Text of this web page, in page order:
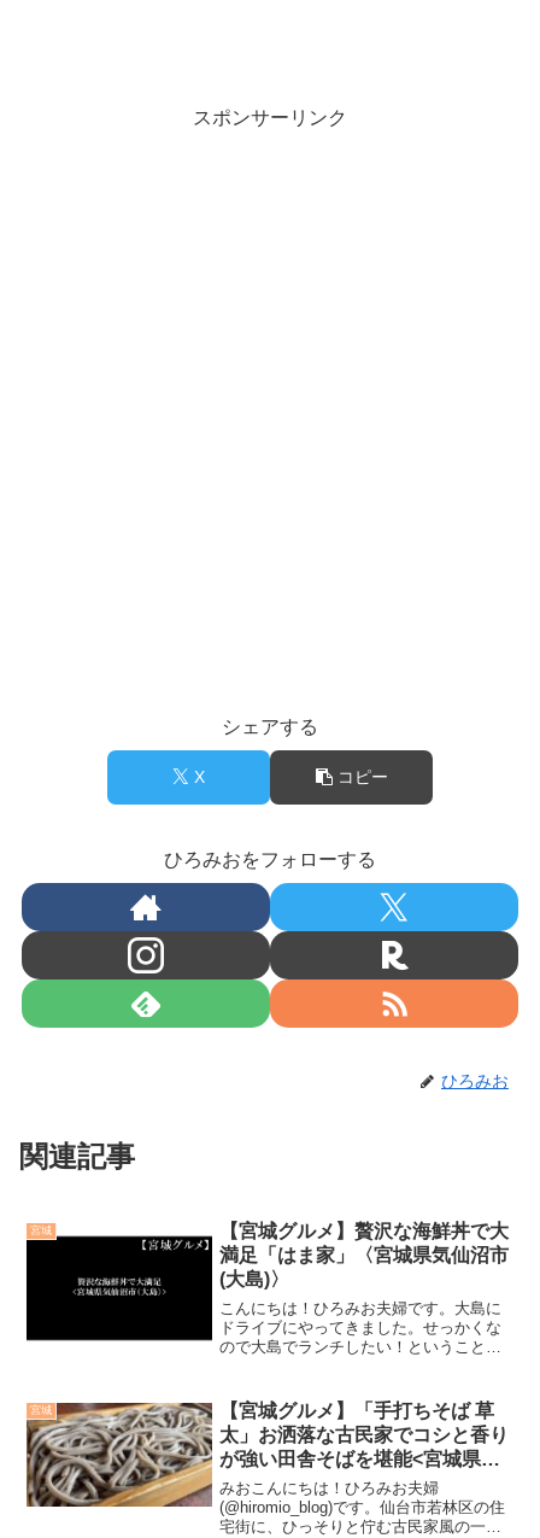
スポンサーリンク
シェアする
X コピー
ひろみおをフォローする
ひろみお
関連記事
宮城
【宮城グルメ】贅沢な海鮮丼で大
満足「はま家」〈宮城県気仙沼市
(大島)〉
こんにちは！ひろみお夫婦です。大島に
ドライブにやってきました。せっかくな
ので大島でランチしたい！ということで
ことをおすすめします。大島大橋渡っ
て、真っすぐ。小道を右折し...
宮城
【宮城グルメ】「手打ちそば 草
太」お洒落な古民家でコシと香り
が強い田舎そばを堪能<宮城県仙
台市>
みおこんにちは！ひろみお夫婦
(@hiromio_blog)です。仙台市若林区の住
宅街に、ひっそりと佇む古民家風の一軒